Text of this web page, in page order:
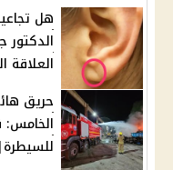
هل
العلاقة
حريق
الخامس: